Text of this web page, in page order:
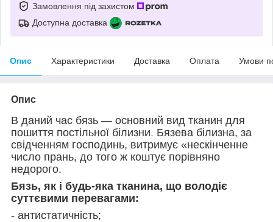
Замовлення під захистом
Доступна доставка
Опис Характеристики Доставка Оплата Умови
Опис
В даний час бязь — основний вид тканин для
пошиття постільної білизни. Бязева білизна, за
свідченням господинь, витримує «нескінченне
число прань, до того ж коштує порівняно
недорого.
Бязь, як і будь-яка тканина, що володіє
суттєвими перевагами:
- антистатичність;